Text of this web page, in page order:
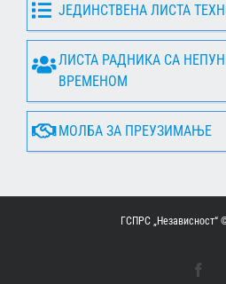
ЈЕДИНСТВЕНА ЛИСТА
ЛИСТА РАДНИКА СА
ВРЕМЕНОМ
МОЛБА ЗА ПРЕУЗИМАЊЕ
ГСПРС „Независност“